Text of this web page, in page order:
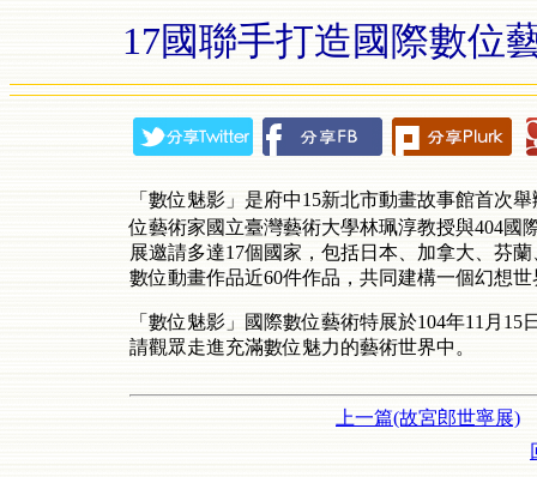
17國聯手打造國際數位
「數位魅影」是府中15新北市動畫故事館首次
位藝術家國立臺灣藝術大學林珮淳教授與404國
展邀請多達17個國家，包括日本、加拿大、芬
數位動畫作品近60件作品，共同建構一個幻想世
「數位魅影」國際數位藝術特展於104年11月
請觀眾走進充滿數位魅力的藝術世界中。
上一篇(故宮郎世寧展)